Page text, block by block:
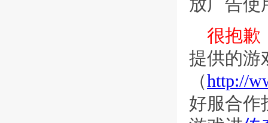
放广告使
很抱歉
提供的游
（http://
好服合作